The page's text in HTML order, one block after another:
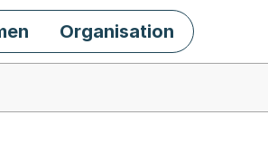
Organisation